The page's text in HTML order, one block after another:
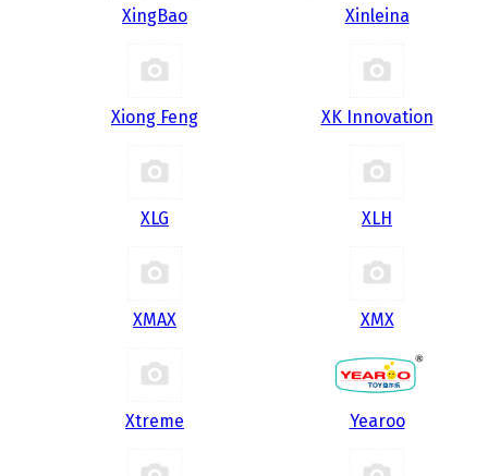
XingBao Xinleina
Xiong Feng XK Innovation
XLG XLH
XMAX XMX
Xtreme Yearoo